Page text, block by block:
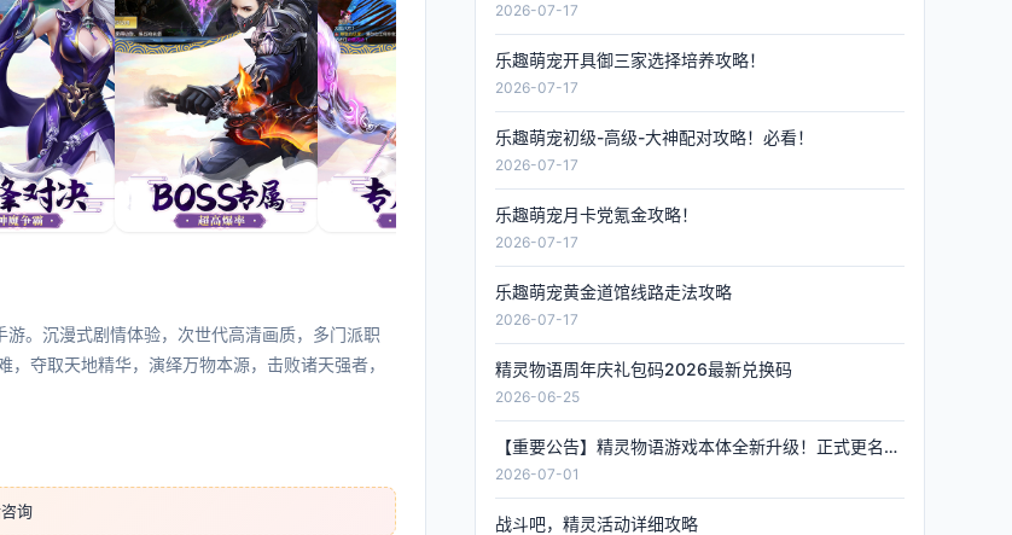
。沉漫式剧情体验，次世代高清画质，多门派职
夺取天地精华，演绎万物本源，击败诸天强者，
询
2026-07-17
乐趣萌宠开具御三家选择培养攻略！
2026-07-17
乐趣萌宠初级-高级-大神配对攻略！必看！
2026-07-17
乐趣萌宠月卡党氪金攻略！
2026-07-17
乐趣萌宠黄金道馆线路走法攻略
2026-07-17
精灵物语周年庆礼包码2026最新兑换码
2026-06-25
【重要公告】精灵物语游戏本体全新升级！正式更名《精灵联萌》，数据全程保留！
2026-07-01
战斗吧，精灵活动详细攻略